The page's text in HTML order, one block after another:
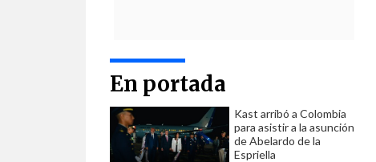
En portada
Kast arribó a Colombia
para asistir a la asunción
de Abelardo de la
Espriella